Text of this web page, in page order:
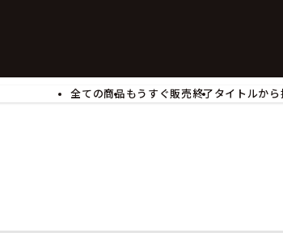
全ての商品もうすぐ販売終了タイトルか